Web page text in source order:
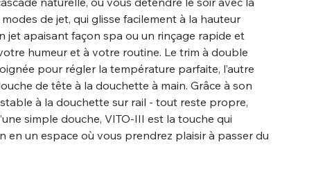
de jet, qui glisse facilement à la hauteur
jet apaisant façon spa ou un rinçage rapide et
humeur et à votre routine. Le trim à double
pour régler la température parfaite, l’autre
de tête à la douchette à main. Grâce à son
à la douchette sur rail - tout reste propre,
simple douche, VITO-III est la touche qui
en un espace où vous prendrez plaisir à passer du